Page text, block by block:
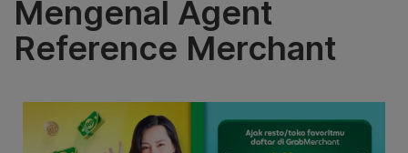
Mengenal Agent
Reference Merchant